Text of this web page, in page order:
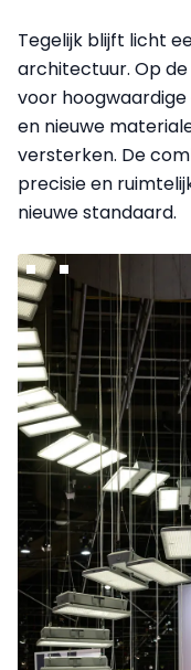
Tegelijk blijft licht
architectuur. Op
voor
en nieuwe
versterken. De
precisie en
nieuwe standaard.